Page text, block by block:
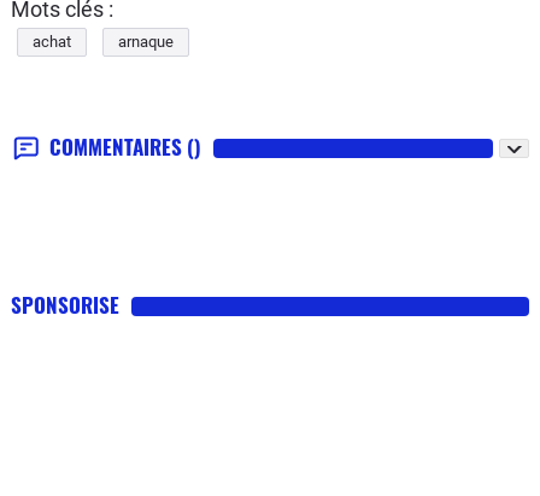
Mots clés :
achat arnaque
COMMENTAIRES ()
SPONSORISE